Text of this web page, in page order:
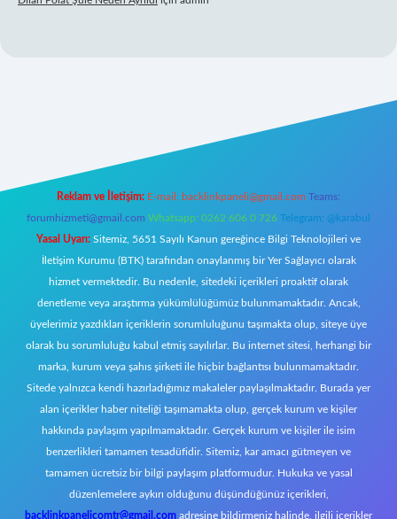
Reklam ve İletişim: E-mail: backlinkpaneli@gmail.com Teams:
forumhizmeti@gmail.com Whatsapp: 0262 606 0 726 Telegram: @karabul
Yasal Uyarı: Sitemiz, 5651 Sayılı Kanun gereğince Bilgi Teknolojileri ve
İletişim Kurumu (BTK) tarafından onaylanmış bir Yer Sağlayıcı olarak
hizmet vermektedir. Bu nedenle, sitedeki içerikleri proaktif olarak
denetleme veya araştırma yükümlülüğümüz bulunmamaktadır. Ancak,
üyelerimiz yazdıkları içeriklerin sorumluluğunu taşımakta olup, siteye üye
olarak bu sorumluluğu kabul etmiş sayılırlar. Bu internet sitesi, herhangi bir
marka, kurum veya şahıs şirketi ile hiçbir bağlantısı bulunmamaktadır.
Sitede yalnızca kendi hazırladığımız makaleler paylaşılmaktadır. Burada yer
alan içerikler haber niteliği taşımamakta olup, gerçek kurum ve kişiler
hakkında paylaşım yapılmamaktadır. Gerçek kurum ve kişiler ile isim
benzerlikleri tamamen tesadüfidir. Sitemiz, kar amacı gütmeyen ve
tamamen ücretsiz bir bilgi paylaşım platformudur. Hukuka ve yasal
düzenlemelere aykırı olduğunu düşündüğünüz içerikleri,
backlinkpanelicomtr@gmail.com adresine bildirmeniz halinde, ilgili içerikler